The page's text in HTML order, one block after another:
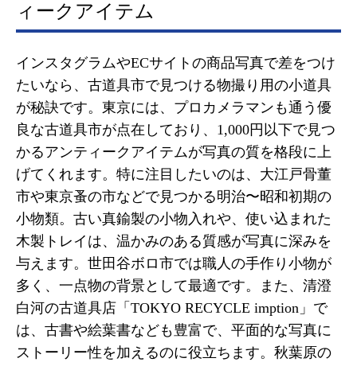
ィークアイテム
インスタグラムやECサイトの商品写真で差をつけ
たいなら、古道具市で見つける物撮り用の小道具
が秘訣です。東京には、プロカメラマンも通う優
良な古道具市が点在しており、1,000円以下で見つ
かるアンティークアイテムが写真の質を格段に上
げてくれます。特に注目したいのは、大江戸骨董
市や東京蚤の市などで見つかる明治〜昭和初期の
小物類。古い真鍮製の小物入れや、使い込まれた
木製トレイは、温かみのある質感が写真に深みを
与えます。世田谷ボロ市では職人の手作り小物が
多く、一点物の背景として最適です。また、清澄
白河の古道具店「TOKYO RECYCLE imption」で
は、古書や絵葉書なども豊富で、平面的な写真に
ストーリー性を加えるのに役立ちます。秋葉原の